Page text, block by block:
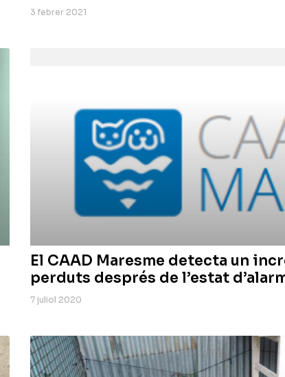
3 febrer 2021
El CAAD Maresme detecta un
perduts després de l’estat
7 juliol 2020